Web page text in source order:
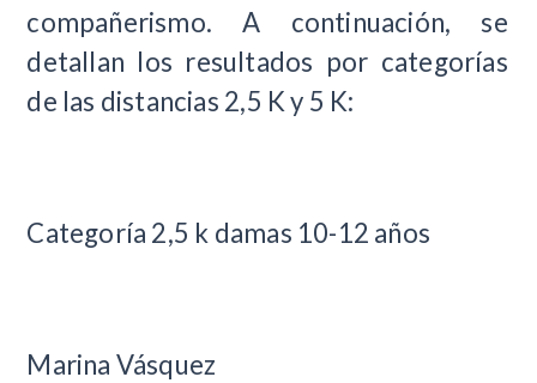
compañerismo. A continuación, se
detallan los resultados por categorías
de las distancias 2,5 K y 5 K:
Categoría 2,5 k damas 10-12 años
Marina Vásquez